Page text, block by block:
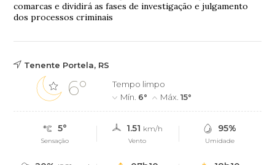
comarcas e dividirá as fases de investigação e julgamento
dos processos criminais
Tenente Portela, RS
6°
Tempo limpo
Mín. 6° Máx.15°
5°
Sensação
1.51 km/h
Vento
95%
Umidade